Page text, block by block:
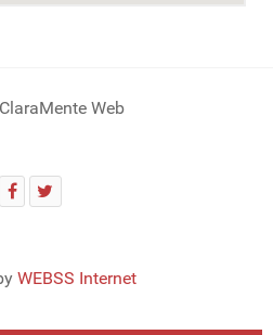
Web
WEBSS Internet